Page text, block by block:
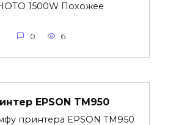
1500W Похожее
0 6
EPSON TM950
принтера EPSON TM950